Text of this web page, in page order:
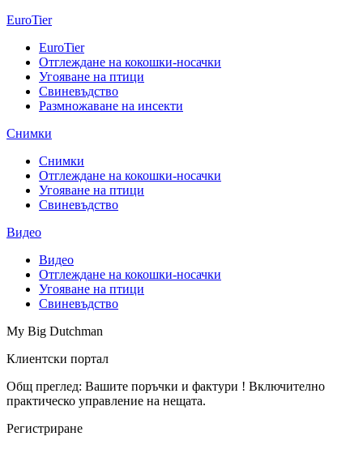
EuroTier
EuroTier
Отглеждане на кокошки-носачки
Угояване на птици
Свиневъдство
Размножаване на инсекти
Снимки
Снимки
Отглеждане на кокошки-носачки
Угояване на птици
Свиневъдство
Видео
Видео
Отглеждане на кокошки-носачки
Угояване на птици
Свиневъдство
My Big Dutchman
Клиентски портал
Общ преглед: Вашите поръчки и фактури ! Включително
практическо управление на нещата.
Регистриране